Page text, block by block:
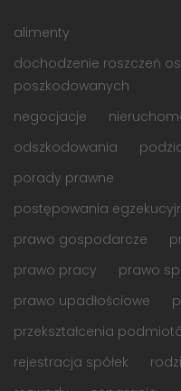
alimenty
dochodzenie roszczeń
poszkodowanych
negocjacje
odszkodowania
porady prawne
postępowania
prawo gospodarcze
prawo pracy
prawo
prawo upadłościowe
przekształcenia
rejestracja spółek